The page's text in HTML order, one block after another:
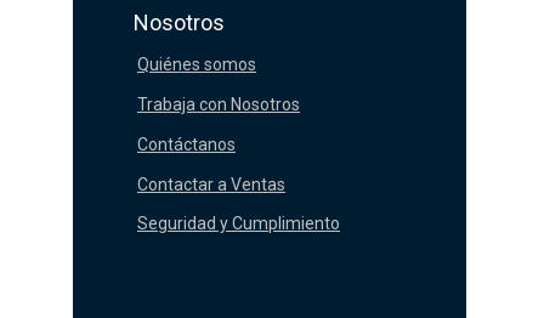
Quiénes somos
Seguridad y Cumplimiento
Contactar a Ventas
Contáctanos
Trabaja con Nosotros
Nosotros